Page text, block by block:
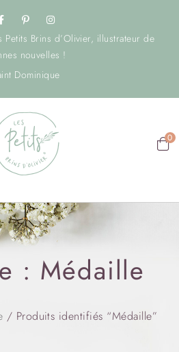
Petits Brins d’Olivier, illustrateur de
nouvelles !
Dominique
0
: Médaille
/ Produits identifiés “Médaille”